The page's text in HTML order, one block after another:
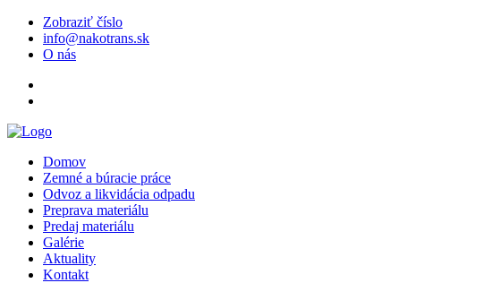
Zobraziť číslo
info@nakotrans.sk
O nás
Domov
Zemné a búracie práce
Odvoz a likvidácia odpadu
Preprava materiálu
Predaj materiálu
Galérie
Aktuality
Kontakt